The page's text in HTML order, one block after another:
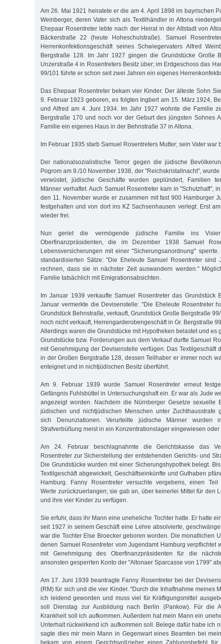
Am 26. Mai 1921 heiratete er die am 4. April 1898 im bayrischen
Weinberger, deren Vater sich als Textilhändler in Altona
Ehepaar Rosentreter lebte nach der Heirat in der Altstadt von
Bäckerstraße 22 (heute Hoheschulstraße). Samuel
Herrenkonfektionsgeschäft seines Schwiegervaters Alfred
Bergstraße 128. Im Jahr 1927 gingen die Grundstücke Große
Unzerstraße 4 in Rosentreters Besitz über; im Erdgeschoss das
99/101 führte er schon seit zwei Jahren ein eigenes
Das Ehepaar Rosentreter bekam vier Kinder. Der älteste Sohn
9. Februar 1923 geboren, es folgten Ingbert am 15. März 1924,
und Alfred am 4. Juni 1934. Im Jahr 1927 wohnte die Familie
Bergstraße 170 und noch vor der Geburt des jüngsten Sohnes
Familie ein eigenes Haus in der Behnstraße 37 in Altona.
Im Februar 1935 starb Samuel Rosentreters Mutter; sein Vater war
Der nationalsozialistische Terror gegen die jüdische
Pogrom am 9./10 November 1938, der "Reichskristallnacht",
verwüstet, jüdische Geschäfte wurden geplündert, Familien
Männer verhaftet. Auch Samuel Rosentreter kam in "Schutzhaft",
den 11. November wurde er zusammen mit fast 900 Hamburger
festgehalten und von dort ins KZ Sachsenhausen verlegt. Erst
wieder frei.
Nun geriet die vermögende jüdische Familie ins
Oberfinanzpräsidenten, die im Dezember 1938 Samuel
Lebensversicherungen mit einer "Sicherungsanordnung"
standardisierten Sätze: "Die Eheleute Samuel Rosentreter sind
rechnen, dass sie in nächster Zeit auswandern werden."
Familie tatsächlich mit Emigrationsabsichten.
Im Januar 1939 verkaufte Samuel Rosentreter das Grundstück
Januar vermerkte die Devisenstelle: "Die Eheleute Rosentreter
Grundstück Behnstraße, verkauft, Grundstück Große Bergstraße
noch nicht verkauft, Herrengarderobengeschäft in Gr. Bergstraße
Allerdings waren die Grundstücke mit Hypotheken belastet und es
Grundstücke bzw. Forderungen aus dem Verkauf durfte Samuel
mit Genehmigung der Devisenstelle verfügen. Das Textilgeschäft
in der Großen Bergstraße 128, dessen Teilhaber er immer noch
enteignet und in nichtjüdischen Besitz überführt.
Am 9. Februar 1939 wurde Samuel Rosentreter erneut
Gefängnis Fuhlsbüttel in Untersuchungshaft ein. Er war als Jude
angezeigt worden. Nachdem die Nürnberger Gesetze sexuelle
jüdischen und nichtjüdischen Menschen unter Zuchthausstrafe
sich Denunziationen. Verurteilte jüdische Männer wurden
Strafverbüßung meist in ein Konzentrationslager eingewiesen
Am 24. Februar beschlagnahmte die Gerichtskasse das
Rosentreter zur Sicherstellung der entstehenden Gerichts- und
Die Grundstücke wurden mit einer Sicherungshypothek belegt.
Textilgeschäft abgewickelt, Geschäftseinkünfte und Guthaben
Hamburg. Fanny Rosentreter versuchte vergebens, einen Teil
Werte zurückzuerlangen; sie gab an, über keinerlei Mittel für den
und ihre vier Kinder zu verfügen.
Sie erfuhr, dass ihr Mann eine uneheliche Tochter hatte. Er hatte
seit 1927 in seinem Geschäft eine Lehre absolvierte,
war die Tochter Else Broecker geboren worden. Die monatlichen
denen Samuel Rosentreter vom Jugendamt Hamburg verpflichtet
mit Genehmigung des Oberfinanzpräsidenten für die
ansonsten gesperrten Konto der "Altonaer Sparcasse von 1799"
Am 17. Juni 1939 beantragte Fanny Rosentreter bei der
(RM) für sich und die vier Kinder. "Durch die Inhaftnahme meines
ich leidend geworden und muss viel für Kräftigungsmittel
soll Dienstag zur Ausbildung nach Berlin (Pankow). Für die
Krankheit soll ich aufkommen. Außerdem hat mein Mann ein
Unterhalt rückwirkend ich aufkommen soll. Belege dafür habe ich
sagte dies mir mein Mann in Gegenwart eines Beamten bei
bekam von einem Gerichtsvollzieher einen Zahlungsbefehl für